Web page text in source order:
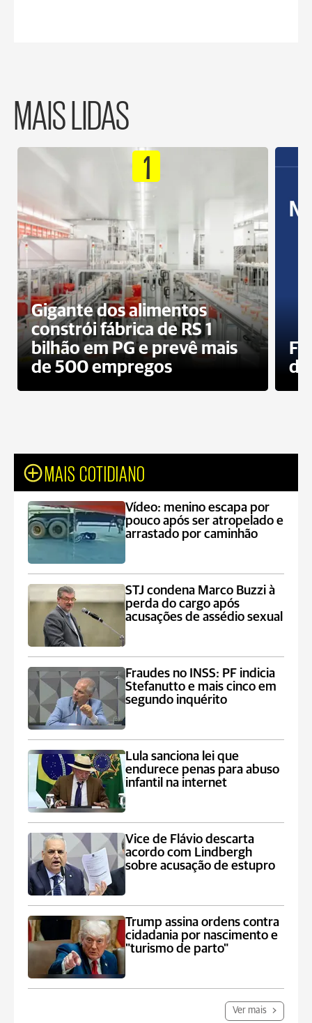
MAIS LIDAS
1
Gigante dos alimentos
constrói fábrica de RS 1
bilhão em PG e prevê mais
de 500 empregos
MAIS COTIDIANO
Vídeo: menino escapa por
pouco após ser atropelado e
arrastado por caminhão
STJ condena Marco Buzzi à
perda do cargo após
acusações de assédio sexual
Fraudes no INSS: PF indicia
Stefanutto e mais cinco em
segundo inquérito
Lula sanciona lei que
endurece penas para abuso
infantil na internet
Vice de Flávio descarta
acordo com Lindbergh
sobre acusação de estupro
Trump assina ordens contra
cidadania por nascimento e
"turismo de parto"
Ver mais